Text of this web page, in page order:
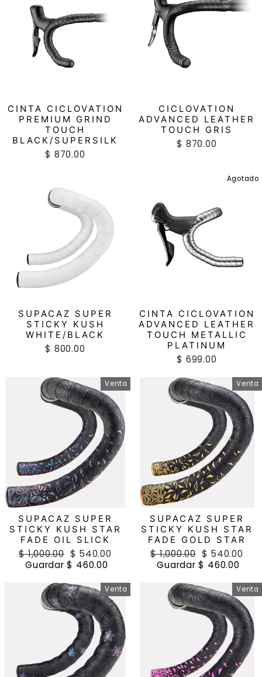
CINTA CICLOVATION
PREMIUM GRIND
TOUCH
BLACK/SUPERSILK
$ 870.00
CICLOVATION
ADVANCED LEATHER
TOUCH GRIS
$ 870.00
SUPACAZ SUPER
STICKY KUSH
WHITE/BLACK
$ 800.00
Agotado
CINTA CICLOVATION
ADVANCED LEATHER
TOUCH METALLIC
PLATINUM
$ 699.00
Venta
SUPACAZ SUPER
STICKY KUSH STAR
FADE OIL SLICK
Precio
habitual
$ 1,000.00 Precio
de
$ 540.00
Guardar $ 460.00
Venta
SUPACAZ SUPER
STICKY KUSH STAR
FADE GOLD STAR
Precio
habitual
$ 1,000.00 Precio
de
$ 540.00
Guardar $ 460.00
Venta Venta